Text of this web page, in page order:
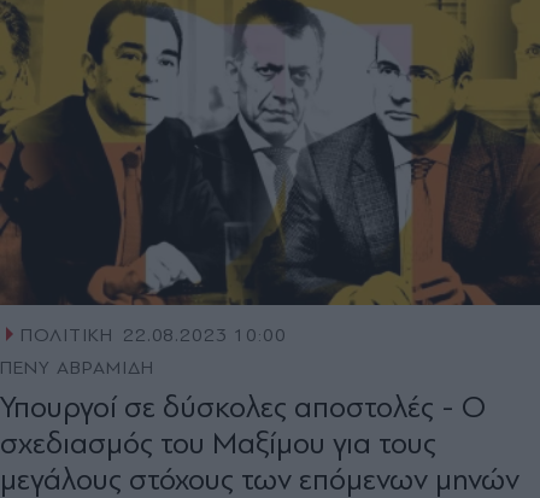
ΠΟΛΙΤΙΚΗ
22.08.2023 10:00
ΠΕΝΥ ΑΒΡΑΜΙΔΗ
Υπουργοί σε δύσκολες αποστολές - Ο
σχεδιασμός του Μαξίμου για τους
μεγάλους στόχους των επόμενων μηνών